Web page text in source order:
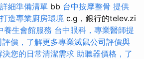
細準備清單 bb 台中按摩整骨 提供
造專業廚房環境 c.g，銀行的telev.zi
養生會館服務 台中眼科，專業醫師提
評價，了解更多專業滅鼠公司評價與
您的日常清潔需求 助聽器價格，了